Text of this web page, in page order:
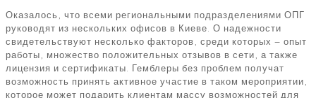
Оказалось, что всеми региональными подразделениями ОПГ
руководят из нескольких офисов в Киеве. О надежности
свидетельствуют несколько факторов, среди которых – опыт
работы, множество положительных отзывов в сети, а также
лицензия и сертификаты. Гемблеры без проблем получат
возможность принять активное участие в таком мероприятии,
которое может подарить клиентам массу возможностей для